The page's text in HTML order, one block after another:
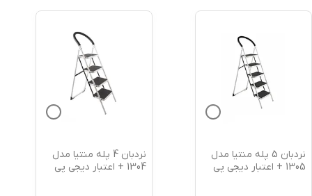
نردبان 5 پله منتیا مدل
1305 + اعتبار دیجی پی
نردبان 4 پله منتیا مدل
1304 + اعتبار دیجی پی